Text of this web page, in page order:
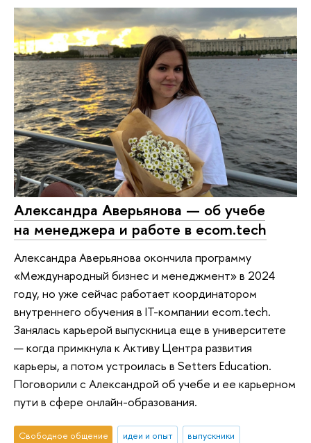
Александра Аверьянова — об учебе
на менеджера и работе в ecom.tech
Александра Аверьянова окончила программу
«Международный бизнес и менеджмент» в 2024
году, но уже сейчас работает координатором
внутреннего обучения в IT-компании ecom.tech.
Занялась карьерой выпускница еще в университете
— когда примкнула к Активу Центра развития
карьеры, а потом устроилась в Setters Education.
Поговорили с Александрой об учебе и ее карьерном
пути в сфере онлайн-образования.
Свободное общение идеи и опыт
выпускники